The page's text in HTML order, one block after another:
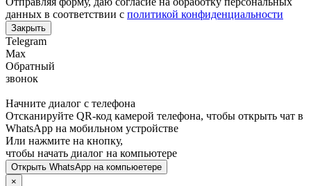
данных в соответствии с политикой конфиденциальности
Закрыть
Telegram
Max
Обратный
звонок
Начните диалог с телефона
Отсканируйте QR-код камерой телефона, чтобы открыть чат в
WhatsApp на мобильном устройстве
Или нажмите на кнопку,
чтобы начать диалог на компьютере
Открыть WhatsApp на компьюетере
×